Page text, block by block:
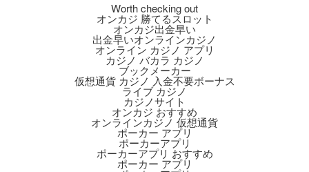
Worth checking out
オンカジ 勝てるスロット
オンカジ出金早い
出金早いオンラインカジノ
オンライン カジノ アプリ
カジノ バカラ カジノ
ブックメーカー
仮想通貨 カジノ 入金不要ボーナス
ライブ カジノ
カジノサイト
オンカジ おすすめ
オンラインカジノ 仮想通貨
ポーカー アプリ
ポーカーアプリ
ポーカーアプリ おすすめ
ポーカー アプリ